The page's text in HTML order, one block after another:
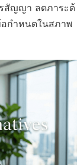
สัญญา ลดภาระด้
กำหนดในสภาพ